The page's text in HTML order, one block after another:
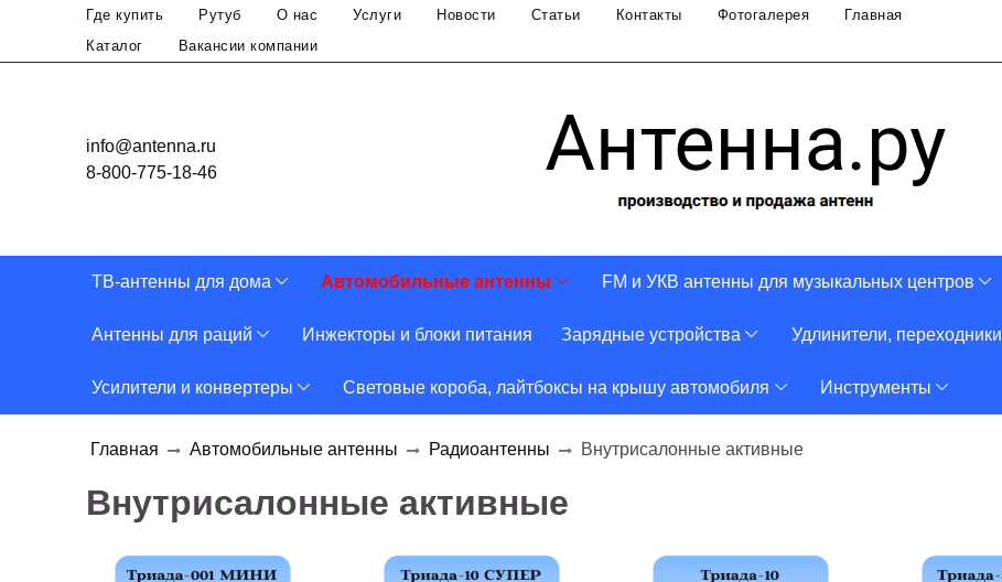
Где купить Рутуб О нас Услуги Новости Статьи Контакты Фотогалерея
Главная
Каталог
Вакансии компании
info@antenna.ru
8-800-775-18-46
ТВ-антенны для дома Автомобильные антенны FM и УКВ антенны для музыкальных центров
Антенны для раций Инжекторы и блоки питания Зарядные устройства Удлинители, переходники
Усилители и конвертеры Световые короба, лайтбоксы на крышу автомобиля Инструменты
Главная Автомобильные антенны Радиоантенны Внутрисалонные активные
Внутрисалонные активные